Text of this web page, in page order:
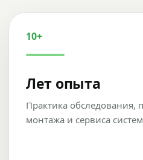
10+
Лет опыта
Практика обследования,
монтажа и сервиса